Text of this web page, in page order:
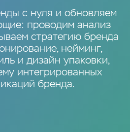
с нуля и обновляем
проводим анализ
стратегию бренда
нейминг,
и дизайн упаковки,
интегрированных
бренда.